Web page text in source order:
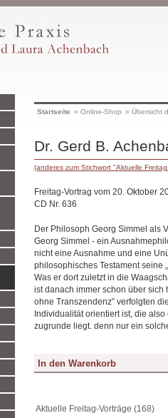
Startseite » Online-Shop » Übersicht
Dr. Gerd B.
(anderes zum Stichwort "Aktuelle
Freitag-Vortrag vom 20. Oktober
CD Nr. 636
Der Philosoph Georg Simmel als
Georg Simmel - ein
nicht eine Ausnahme und eine
philosophisches Testament seine
Was er dort zuletzt in die
ist danach immer schon über sich
ohne Transzendenz” verfolgten
Individualität orientiert ist, die
zugrunde liegt. denn nur ein
Aktuelle Freitag-Vorträge (168)